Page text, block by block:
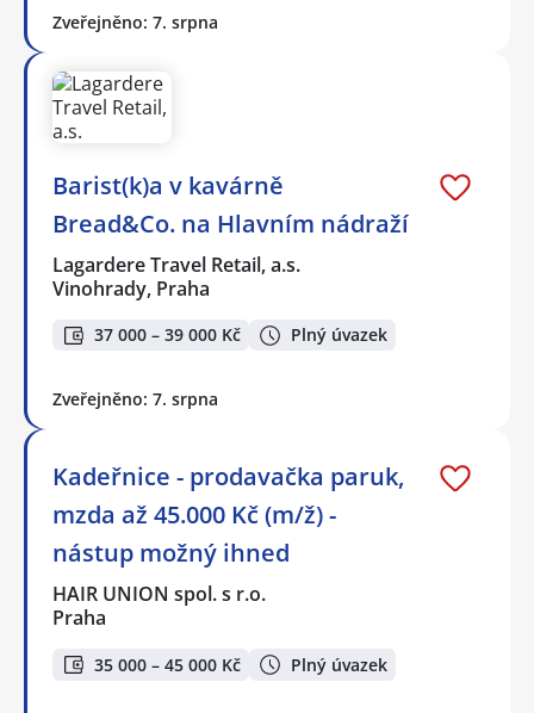
Zveřejněno: 7. srpna
Barist(k)a v kavárně
Bread&Co. na Hlavním nádraží
Lagardere Travel Retail, a.s.
Vinohrady, Praha
37 000 – 39 000 Kč Plný úvazek
Zveřejněno: 7. srpna
Kadeřnice - prodavačka paruk,
mzda až 45.000 Kč (m/ž) -
nástup možný ihned
HAIR UNION spol. s r.o.
Praha
35 000 – 45 000 Kč Plný úvazek